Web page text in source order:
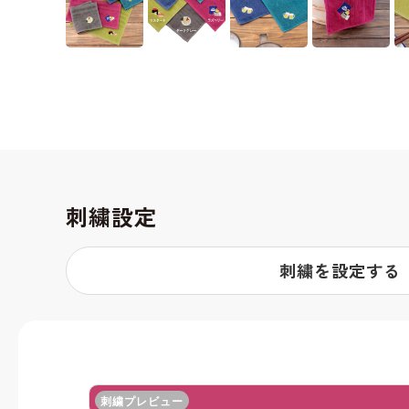
刺繍設定
刺繍を設定する
刺繍プレビュー